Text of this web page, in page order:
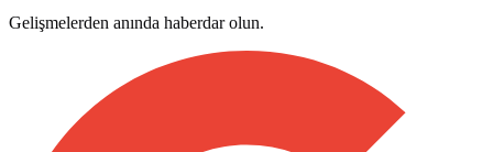
Gelişmelerden anında haberdar olun.